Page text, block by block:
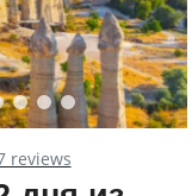
reviews